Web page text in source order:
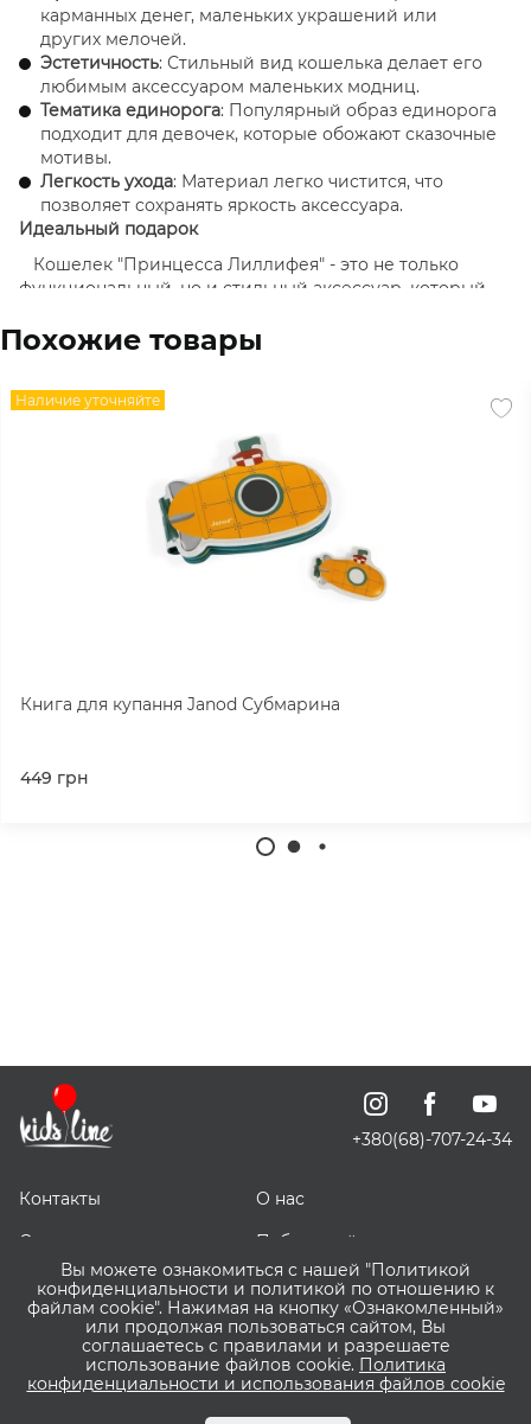
карманных денег, маленьких украшений или
других мелочей.
Эстетичность: Стильный вид кошелька делает его
любимым аксессуаром маленьких модниц.
Тематика единорога: Популярный образ единорога
подходит для девочек, которые обожают сказочные
мотивы.
Легкость ухода: Материал легко чистится, что
позволяет сохранять яркость аксессуара.
Идеальный подарок
Кошелек "Принцесса Лиллифея" - это не только
функциональный, но и стильный аксессуар, который
ребенка. Подарите этот очаровательный кошелек
девочке на день рождения, праздник или просто как
любимым спутником.
Похожие товары
Наличие уточняйте
Книга для купання Janod Субмарина
449 грн
+380(68)-707-24-34
Контакты
О нас
Отзывы о нас
Публичный договор
СКИДОЧКИ
Доставка, оплата и
возврат
Оптовым покупателям
Сервис ВИШЛИСТ ВАУ
Что такое Пакунок
Бонусная программа
Kidsline
Вы можете ознакомиться с нашей "Политикой
конфиденциальности и политикой по отношению к
файлам cookie". Нажимая на кнопку «Ознакомленный»
или продолжая пользоваться сайтом, Вы
соглашаетесь с правилами и разрешаете
использование файлов cookie. Политика
конфиденциальности и использования файлов cookie